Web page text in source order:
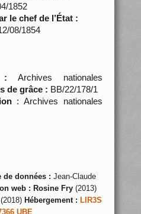
1852
le chef de l’État :
08/1854
: Archives nationales
de grâce : BB/22/178/1
: Archives nationales
de données : Jean-Claude
web : Rosine Fry(2013)
(2018) Hébergement : LIR3S
UBE